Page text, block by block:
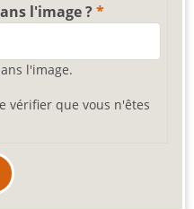
l'image ?
l'image.
vérifier que vous n'êtes